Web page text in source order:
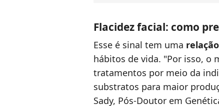
Flacidez facial: como
Esse é sinal tem uma
hábitos de vida. "Por isso, o
tratamentos por meio da
substratos para maior
Sady, Pós-Doutor em